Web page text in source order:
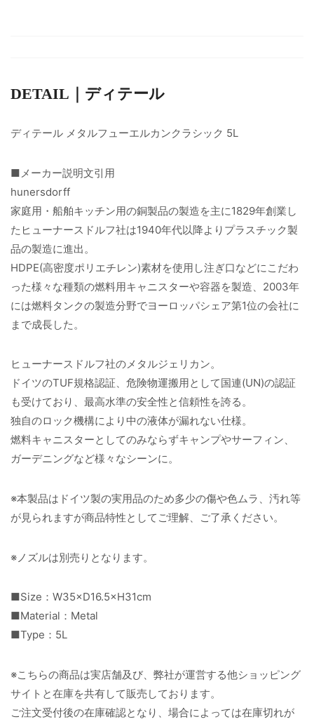
DETAIL｜ディテール
ディテール メタルフューエルカンクラシック 5L
■メーカー説明文引用
hunersdorff
家庭用・船舶キッチン用の銅製品の製造を主に1829年創業し
たヒューナースドルフ社は1940年代以降よりプラスチック製
品の製造に進出。
HDPE(高密度ポリエチレン)素材を使用し注ぎ口などにこだわ
った様々な種類の燃料用キャニスターや容器を製造、2003年
には燃料タンクの製造分野でヨーロッパシェア第1位の会社に
まで成長した。
ヒューナースドルフ社のメタルジェリカン。
ドイツのTUF規格認証、危険物運搬用として国連(UN)の認証
も受けており、最高水準の安全性と信頼性を誇る。
独自のロック機構により中の液体が漏れない仕様。
燃料キャニスターとしてのみならずキャンプやサーフィン、
ガーデニングなど様々なシーンに。
※本製品はドイツ製の実用品のため多少の傷や色ムラ、汚れ等
が見られますが商品特性としてご理解、ご了承ください。
※ノズルは別売りとなります。
■Size：W35×D16.5×H31cm
■Material：Metal
■Type：5L
※こちらの商品は実店舗及び、弊社が運営する他ショッピング
サイトと在庫を共有して販売しております。
ご注文受付後の在庫確認となり、場合によっては在庫切れが